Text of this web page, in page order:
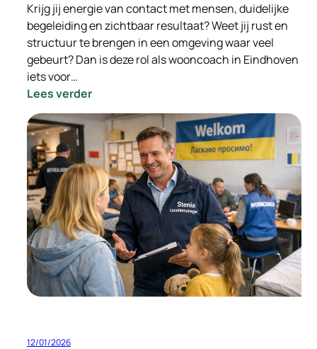
Krijg jij energie van contact met mensen, duidelijke
begeleiding en zichtbaar resultaat? Weet jij rust en
structuur te brengen in een omgeving waar veel
gebeurt? Dan is deze rol als wooncoach in Eindhoven
iets voor…
Lees verder:
-
INGEVULD-
Wooncoach
Opvang
Eindhoven
FT/PT
12/01/2026